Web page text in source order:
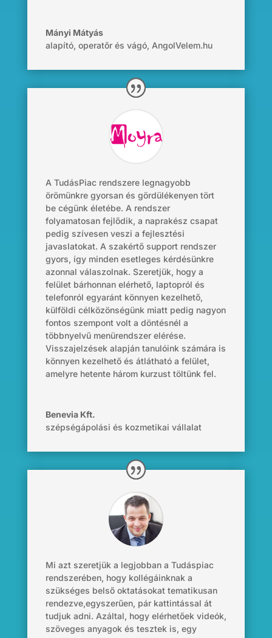
Mányi Mátyás
alapító, operatőr és vágó, AngolVelem.hu
A TudásPiacrendszere legnagyobb
örömünkre gyorsan és gördülékenyen tört
be cégünk életébe. A rendszer
folyamatosan fejlődik, a naprakész csapat
pedig szívesen veszi a fejlesztési
javaslatokat. A szakértő supportrendszer
gyors, így minden esetleges kérdésünkre
azonnal válaszolnak. Szeretjük, hogy a
felület bárhonnan elérhető, laptopról és
telefonról egyaránt könnyen kezelhető,
külföldi célközönségünk miatt pedig nagyon
fontos szempont volt a döntésnél a
többnyelvű menürendszer elérése.
Visszajelzések alapján tanulóink számára is
könnyen kezelhető és átlátható a felület,
amelyre hetente három kurzust töltünk fel.
Benevia Kft.
szépségápolási és kozmetikai vállalat
Mi azt szeretjük a legjobban a Tudáspiac
rendszerében, hogy kollégáinknak a
szükséges belső oktatásokat tematikusan
rendezve,egyszerűen, pár kattintással át
tudjuk adni. Azáltal, hogy elérhetőek videók,
szöveges anyagok és tesztek is, egy